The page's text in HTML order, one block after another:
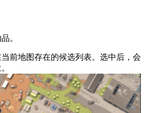
。
前地图存在的候选列表。选中后，会